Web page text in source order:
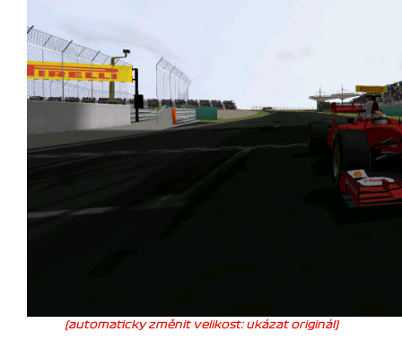
(automaticky změnit velikost: ukázat originál)